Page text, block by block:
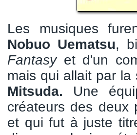
Les musiques
Nobuo Uematsu,
Fantasyet d'un
mais qui allait par
Mitsuda. Une
créateurs des deux
et qui fut à juste